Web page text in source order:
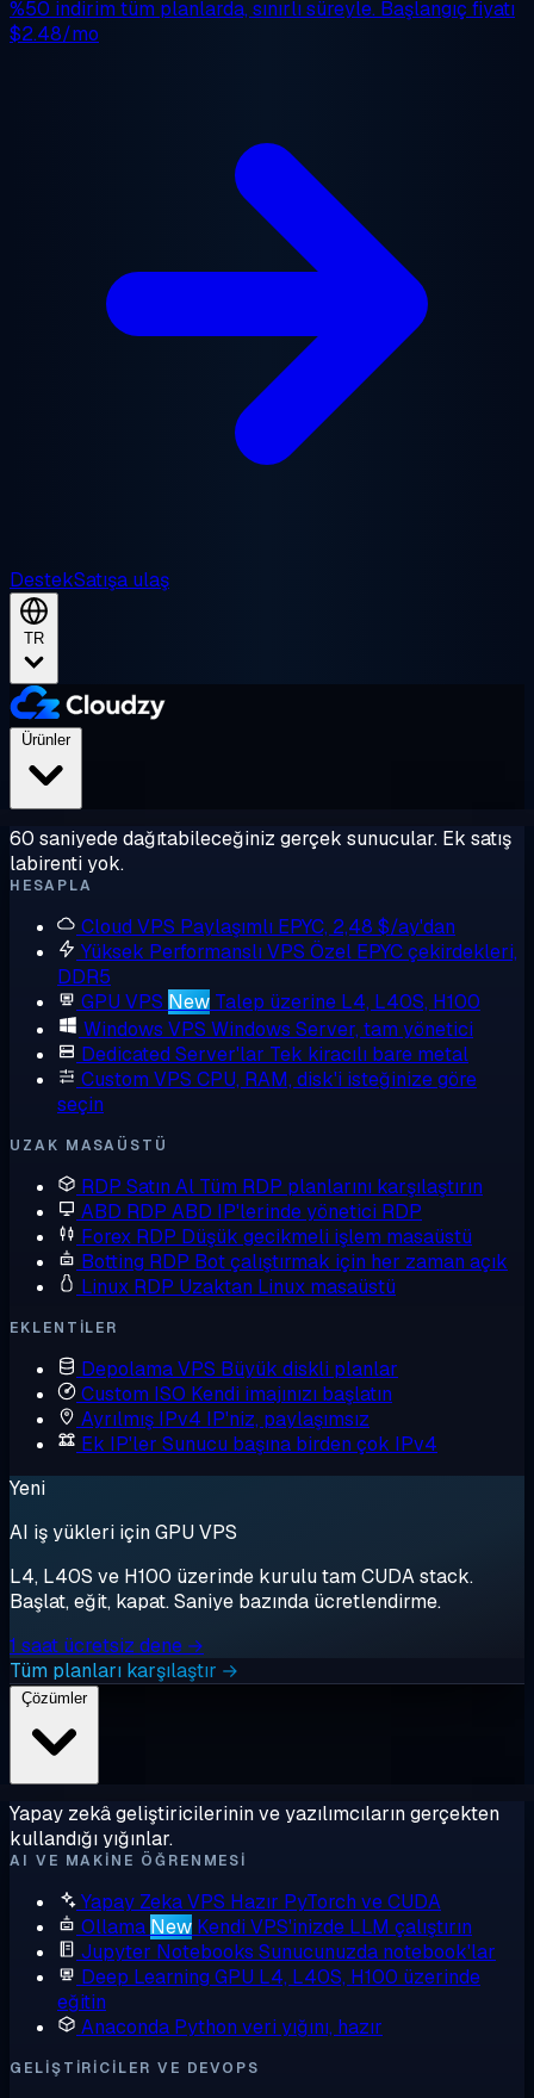
%50 indirim tüm planlarda, sınırlı süreyle. Başlangıç fiyatı
$2.48/mo
DestekSatışa ulaş
TR
Ürünler
60 saniyede dağıtabileceğiniz gerçek sunucular. Ek satış
labirenti yok.
HESAPLA
Cloud VPS Paylaşımlı EPYC, 2,48 $/ay'dan
Yüksek Performanslı VPS Özel EPYC çekirdekleri,
DDR5
GPU VPS New Talep üzerine L4, L40S, H100
Windows VPS Windows Server, tam yönetici
Dedicated Server'lar Tek kiracılı bare metal
Custom VPS CPU, RAM, disk'i isteğinize göre
seçin
UZAK MASAÜSTÜ
RDP Satın Al Tüm RDP planlarını karşılaştırın
ABD RDP ABD IP'lerinde yönetici RDP
Forex RDP Düşük gecikmeli işlem masaüstü
Botting RDP Bot çalıştırmak için her zaman açık
Linux RDP Uzaktan Linux masaüstü
EKLENTILER
Depolama VPS Büyük diskli planlar
Custom ISO Kendi imajınızı başlatın
Ayrılmış IPv4 IP'niz, paylaşımsız
Ek IP'ler Sunucu başına birden çok IPv4
Yeni
AI iş yükleri için GPU VPS
L4, L40S ve H100 üzerinde kurulu tam CUDA stack.
Başlat, eğit, kapat. Saniye bazında ücretlendirme.
1 saat ücretsiz dene →
Tüm planları karşılaştır →
Çözümler
Yapay zekâ geliştiricilerinin ve yazılımcıların gerçekten
kullandığı yığınlar.
AI VE MAKINE ÖĞRENMESI
Yapay Zeka VPS Hazır PyTorch ve CUDA
Ollama New Kendi VPS'inizde LLM çalıştırın
Jupyter Notebooks Sunucunuzda notebook'lar
Deep Learning GPU L4, L40S, H100 üzerinde
eğitin
Anaconda Python veri yığını, hazır
GELIŞTIRICILER VE DEVOPS